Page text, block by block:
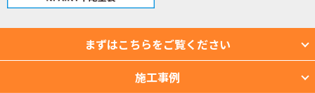
まずはこちらをご覧ください
施工事例